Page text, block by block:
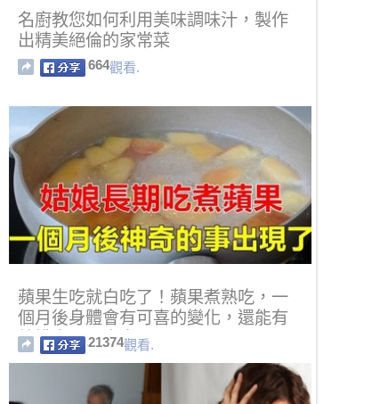
名廚教您如何利用美味調味汁，製作
出精美絕倫的家常菜
664觀看.
蘋果生吃就白吃了！蘋果煮熟吃，一
個月後身體會有可喜的變化，還能有
效排出腸胃毒素
21374觀看.